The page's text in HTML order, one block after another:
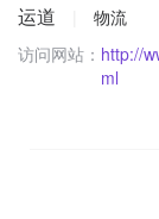
o
n
运道
物流
访问网站： http://
ml